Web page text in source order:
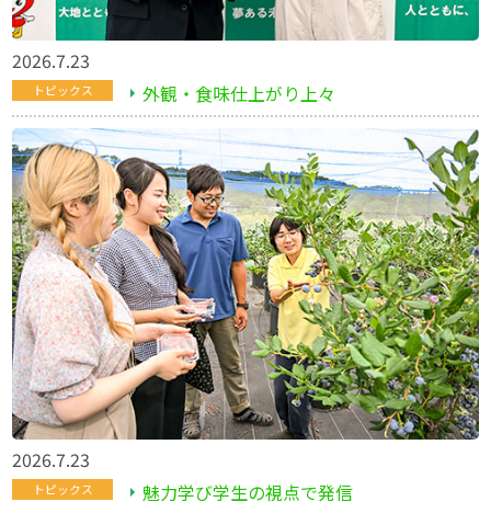
2026.7.23
トピックス 外観・食味仕上がり上々
2026.7.23
トピックス 魅力学び学生の視点で発信